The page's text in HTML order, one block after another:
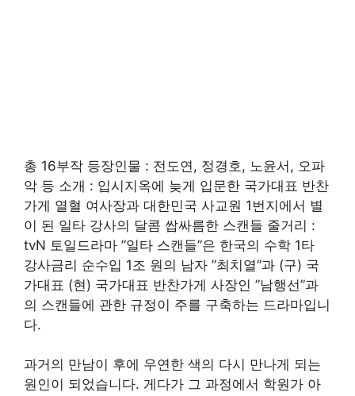
총 16부작 등장인물 : 전도연, 정경호, 노윤서, 오파
악 등 소개 : 입시지옥에 늦게 입문한 국가대표 반찬
가게 열혈 여사장과 대한민국 사교원 1번지에서 별
이 된 일타 강사의 달콤 쌉싸름한 스캔들 줄거리 :
tvN 토일드라마 ”일타 스캔들”은 한국의 수학 1타
강사금리 순수입 1조 원의 남자 ”최치열”과 (구) 국
가대표 (현) 국가대표 반찬가게 사장인 ”남행선”과
의 스캔들에 관한 규정이 주를 구축하는 드라마입니
다.
과거의 만남이 후에 우연한 색의 다시 만나게 되는
원인이 되었습니다. 게다가 그 과정에서 학원가 아